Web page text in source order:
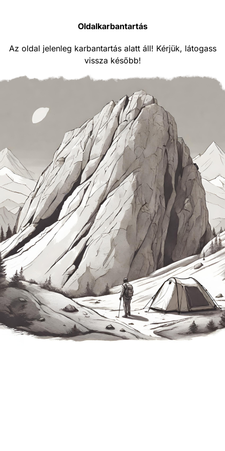
Oldalkarbantartás
Az oldal jelenleg karbantartás alatt áll! Kérjük, látogass
vissza később!